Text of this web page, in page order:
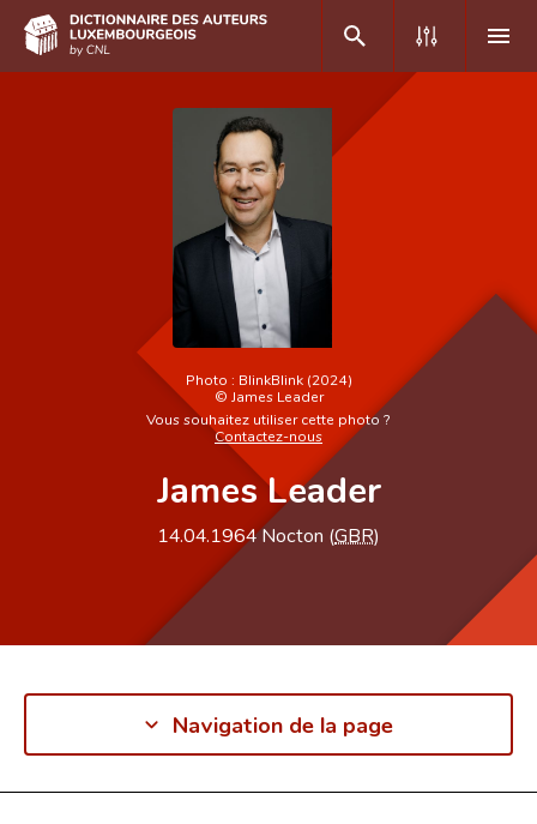
Recherche avancée
Foire aux questionsPhoto : BlinkBlink (2024)
© James Leader
Vous souhaitez utiliser cette photo ?
Contactez-nous
James Leader
14.04.1964Nocton (GBR)
Navigation de la page